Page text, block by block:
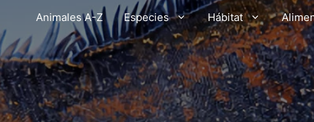
Animales A-Z Especies Hábitat